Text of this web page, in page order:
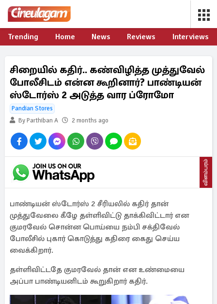
Trending Home News Reviews Interviews
சிறையில் கதிர்.. கண்விழித்த முத்துவேல்
போலீசிடம் என்ன கூறினார்? பாண்டியன்
ஸ்டோர்ஸ் 2 அடுத்த வார ப்ரோமோ
Pandian Stores
By Parthiban A
2 months ago
விளம்பரம்
பாண்டியன் ஸ்டோர்ஸ் 2 சீரியலில் கதிர் தான்
முத்துவேலை கீழே தள்ளிவிட்டு தாக்கிவிட்டார் என
குமரவேல் சொன்ன பொய்யை நம்பி சக்திவேல்
போலீசில் புகார் கொடுத்து கதிரை கைது செய்ய
வைக்கிறார்.
தள்ளிவிட்டதே குமரவேல் தான் என உண்மையை
அப்பா பாண்டியனிடம் கூறுகிறார் கதிர்.